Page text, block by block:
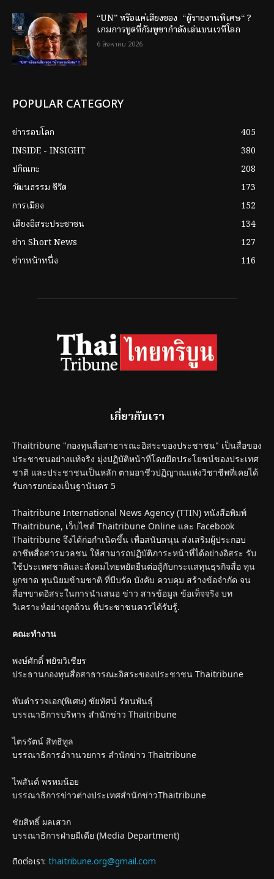
“UN” หรือแค่เสียงของ “ผู้รายงานพิเศษ“ ?
เกมการทูตที่กัมพูชากำลังเล่นบนเวทีโลก
6 สิงหาคม 2026
POPULAR CATEGORY
ข่าวรอบโลก
405
INSIDE - INSIGHT
380
ปกิณกะ
208
วัฒนธรรม ชีวิต
173
การเมือง
152
เสียงอิสระประชาชน
134
ข่าว Short News
127
ข่าวหน้าหนึ่ง
116
เกี่ยวกับเรา
Thaitribune "กองทุนสื่อสาธารณะอิสระของประชาชน" เป็นสื่อของ
ประชาชนอย่างแท้จริง มุ่งปฏิบัติหน้าที่โดยยึดประโยชน์ของประเทศ
ชาติ และประชาชนเป็นหลัก ตามอาชีวปฏิญาณแห่งวิชาชีพที่เคยได้
รับการยกย่องเป็นฐานันดร 5
Thaitribune International News Agency (TTIN) หนังสือพิมพ์
Thaitribune, เว็บไซต์ Thaitribune Online และ Facebook
Thaitribune จึงได้ก่อกำเนิดขึ้น เพื่อสนับสนุน ส่งเสริมผู้ประกอบ
อาชีพสื่อสารมวลชน ให้สามารถปฏิบัติภาระหน้าที่ได้อย่างอิสระ รับ
ใช้ประเทศชาติและสังคมไทยหยัดยืนต่อสู้กับกระแสทุนธุรกิจสื่อ ทุน
ผูกขาด ทุนนิยมข้ามชาติ ที่บีบรัด บังคับ ควบคุม สร้างข้อจำกัด จน
สื่อฯขาดอิสระในการนำเสนอ ข่าว สารข้อมูล ข้อเท็จจริง บท
วิเคราะห์อย่างถูกถ้วน ที่ประชาชนควรได้รับรู้.
คณะทำงาน
พงษ์ศักดิ์ พยัฆวิเชียร
ประธานกองทุนสื่อสาธารณะอิสระของประชาชน Thaitribune
พันตำรวจเอก(พิเศษ) ชัยทัศน์ รัตนพันธุ์
บรรณาธิการบริหาร สำนักข่าว Thaitribune
ไตรรัตน์ สิทธิทูล
บรรณาธิการอำานวยการ สำนักข่าว Thaitribune
ไพสันต์ พรหมน้อย
บรรณาธิการข่าวต่างประเทศสำนักข่าวThaitribune
ชัยสิทธิ์ ผลเสวก
บรรณาธิการฝ่ายมีเดีย (Media Department)
ติดต่อเรา: thaitribune.org@gmail.com